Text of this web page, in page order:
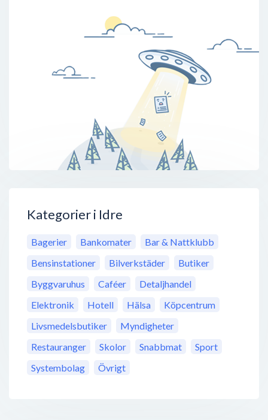
Kategorier i Idre
Bagerier Bankomater
Bar & Nattklubb
Bensinstationer
Bilverkstäder
Butiker
Byggvaruhus
Caféer
Detaljhandel
Elektronik
Hotell Hälsa
Köpcentrum
Livsmedelsbutiker
Myndigheter
Restauranger
Skolor Snabbmat
Sport
Systembolag
Övrigt